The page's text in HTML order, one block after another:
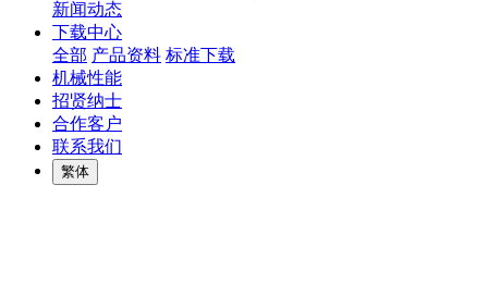
新闻动态
下载中心
全部 产品资料 标准下载
机械性能
招贤纳士
合作客户
联系我们
繁体